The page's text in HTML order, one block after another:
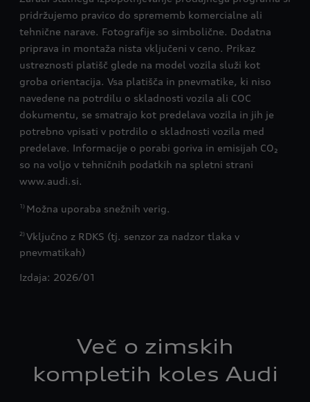
pridržujemo pravico do sprememb komercialne ali
tehnične narave. Fotografije so simbolične. Dodatna
priprava in montaža nista vključeni v ceno. Prikaz
ustreznosti platišč glede na model vozila služi kot
groba orientacija. Vsa platišča in pnevmatike, ki niso
navedene na potrdilu o skladnosti vozila ali COC
dokumentu, se smatrajo kot predelava vozila in jih je
potrebno vpisati v potrdilo o skladnosti vozila med
predelave. Informacije o porabi goriva in emisijah CO₂
so na voljo v tehničnih podatkih na spletni strani
www.audi.si.
1) Možna uporaba snežnih verig.
2) Vključno z RDKS (tj. senzor za nadzor tlaka v
pnevmatikah)
Izdaja: 2026/01
Več o zimskih
kompletih koles Audi